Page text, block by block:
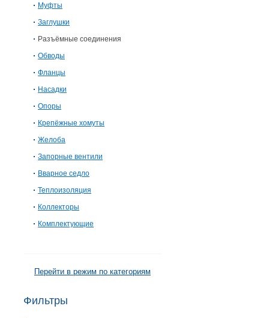
Муфты
Заглушки
Разъёмные соединения
Обводы
Фланцы
Насадки
Опоры
Крепёжные хомуты
Желоба
Запорные вентили
Вварное седло
Теплоизоляция
Коллекторы
Комплектующие
Перейти в режим по категориям
Фильтры